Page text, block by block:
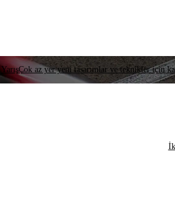
YarışÇok az yer yeni tasarımlar ve teknikler için